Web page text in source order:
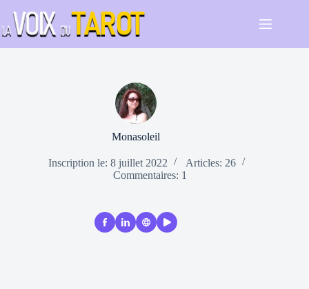
contenu
Monasoleil
Inscription le: 8 juillet 2022
Articles: 26
Commentaires: 1